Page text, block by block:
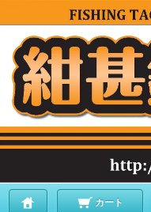
カート